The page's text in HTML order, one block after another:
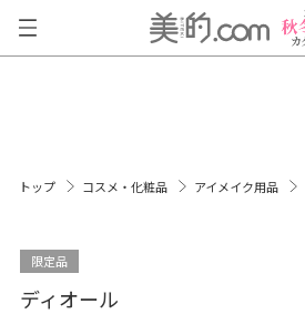
トップ コスメ・化粧品 アイメイク用品
限定品
ディオール